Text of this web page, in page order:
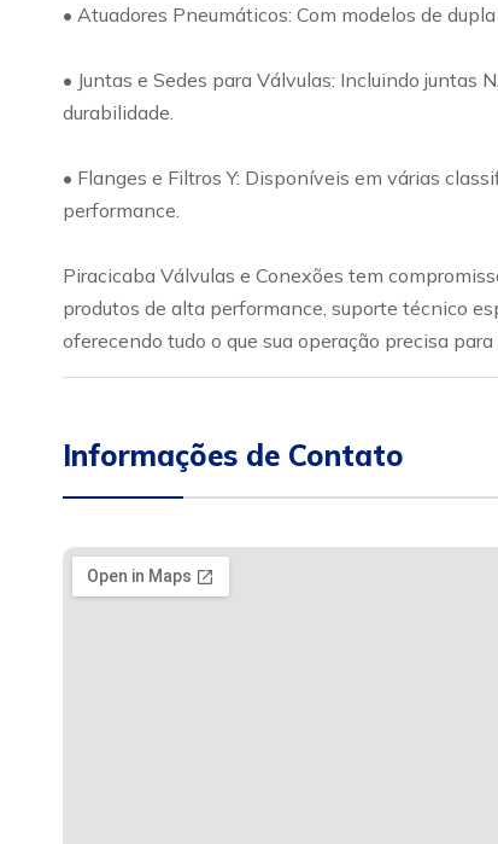
• Atuadores Pneumáticos: Com modelos de
• Juntas e Sedes para Válvulas: Incluindo
durabilidade.
• Flanges e Filtros Y: Disponíveis em várias
performance.
Piracicaba Válvulas e Conexões tem
produtos de alta performance, suporte técnico
oferecendo tudo o que sua operação precisa
Informações de Contato